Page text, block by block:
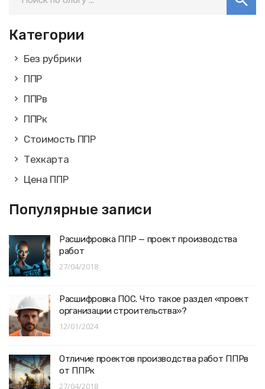
Категории
Без рубрики
ППР
ППРв
ППРк
Стоимость ППР
Техкарта
Цена ППР
Популярные записи
Расшифровка ППР — проект производства
работ
27/04/2018
Расшифровка ПОС. Что такое раздел «проект
организации строительства»?
12/01/2024
Отличие проектов производства работ ППРв
от ППРк
27/04/2018